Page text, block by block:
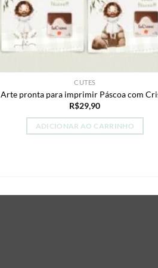
CUTES
Arte pronta para imprimir Páscoa com
R$29,90
ADICIONAR AO CARRINHO